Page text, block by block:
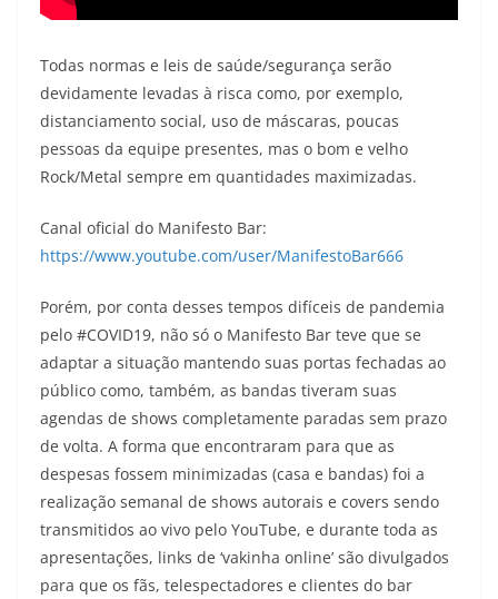
Todas normas e leis de saúde/segurança serão
devidamente levadas à risca como, por exemplo,
distanciamento social, uso de máscaras, poucas
pessoas da equipe presentes, mas o bom e velho
Rock/Metal sempre em quantidades maximizadas.
Canal oficial do Manifesto Bar:
https://www.youtube.com/user/ManifestoBar666
Porém, por conta desses tempos difíceis de pandemia
pelo #COVID19, não só o Manifesto Bar teve que se
adaptar a situação mantendo suas portas fechadas ao
público como, também, as bandas tiveram suas
agendas de shows completamente paradas sem prazo
de volta. A forma que encontraram para que as
despesas fossem minimizadas (casa e bandas) foi a
realização semanal de shows autorais e covers sendo
transmitidos ao vivo pelo YouTube, e durante toda as
apresentações, links de ‘vakinha online’ são divulgados
para que os fãs, telespectadores e clientes do bar